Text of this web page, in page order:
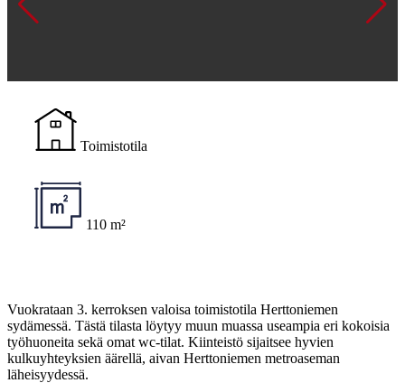
Toimistotila
110 m²
Vuokrataan 3. kerroksen valoisa toimistotila Herttoniemen
sydämessä. Tästä tilasta löytyy muun muassa useampia eri kokoisia
työhuoneita sekä omat wc-tilat. Kiinteistö sijaitsee hyvien
kulkuyhteyksien äärellä, aivan Herttoniemen metroaseman
läheisyydessä.